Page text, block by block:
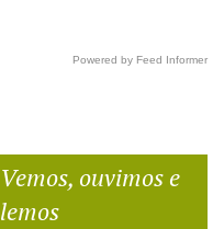
Powered by Feed Informer
Vemos, ouvimos e
lemos